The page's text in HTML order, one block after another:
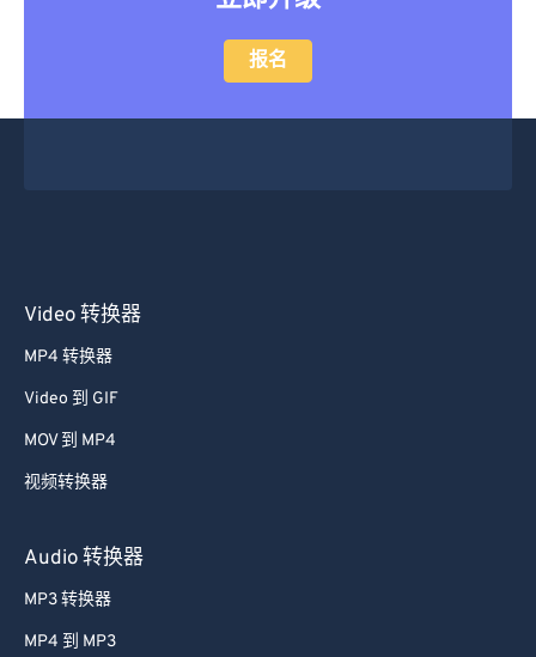
报名
Video 转换器
MP4 转换器
Video 到 GIF
MOV 到 MP4
视频转换器
Audio 转换器
MP3 转换器
MP4 到 MP3